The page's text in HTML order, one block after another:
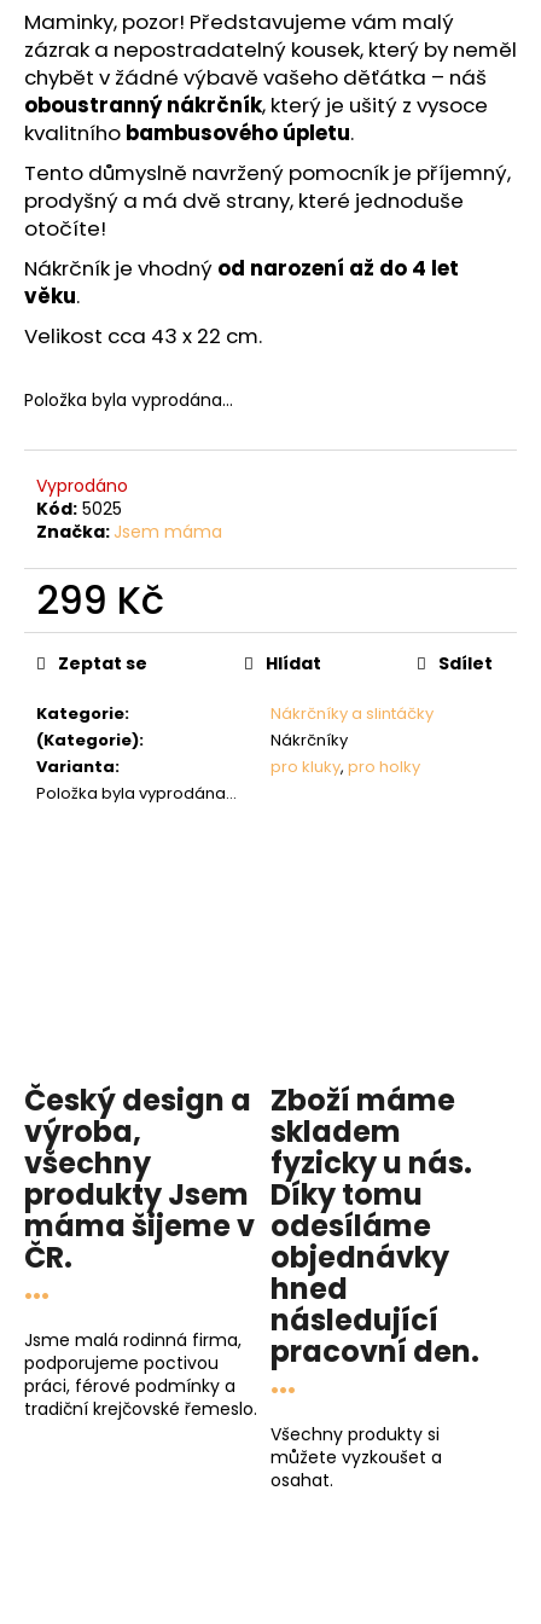
z
5
hvězdiček.
Maminky, pozor! Představujeme vám malý
zázrak a nepostradatelný kousek, který by neměl
chybět v žádné výbavě vašeho děťátka – náš
oboustranný nákrčník, který je ušitý z vysoce
kvalitního bambusového úpletu.
Tento důmyslně navržený pomocník je příjemný,
prodyšný a má dvě strany, které jednoduše
otočíte!
Nákrčník je vhodný od narození až do 4 let
věku.
Velikost cca 43 x 22 cm.
Položka byla vyprodána…
Vyprodáno
Kód: 5025
Značka: Jsem máma
299 Kč
Měrná
cena:
Kategorie:
Nákrčníky a slintáčky
(Kategorie):
Nákrčníky
Varianta: pro kluky, pro holky
Položka byla vyprodána…
Zeptat se Hlídat Sdílet
Český design a
výroba,
všechny
produktyJsem
mámašijeme v
ČR.
...
Jsme malá rodinná firma,
podporujeme poctivou
práci, férové podmínky a
tradiční krejčovské řemeslo.
Zboží máme
skladem
fyzicky u nás.
Díky tomu
odesíláme
objednávky
hned
následující
pracovní den.
...
Všechny produkty si
můžete vyzkoušet a
osahat.
u
j
e
m
e